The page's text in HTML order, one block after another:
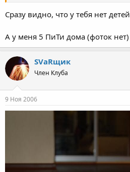
Сразу видно, что у тебя нет детей
А у меня 5 ПиТи дома (фоток нет)
SVаRщик
Член Клуба
9 Ноя 2006